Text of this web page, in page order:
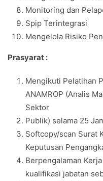
Monitoring dan
Spip Terintegrasi
Mengelola Risiko
Prasyarat :
Mengikuti Pelatihan
ANAMROP (Analis
Sektor
Publik) selama 25
Softcopy/scan Surat
Keputusan
Berpengalaman
kualifikasi jabatan